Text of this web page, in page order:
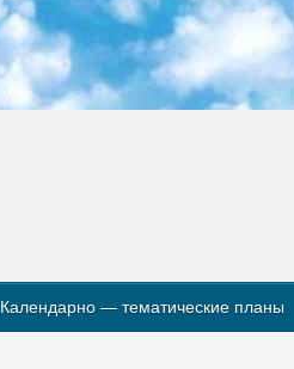
Календарно — тематические планы